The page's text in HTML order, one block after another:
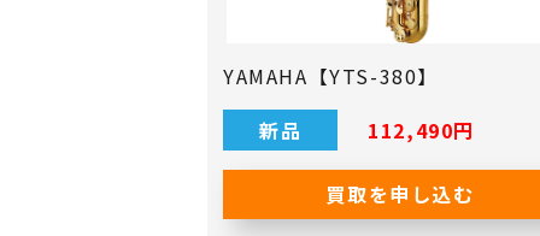
YAMAHA【YTS-380】
新品
112,490円
買取を申し込む